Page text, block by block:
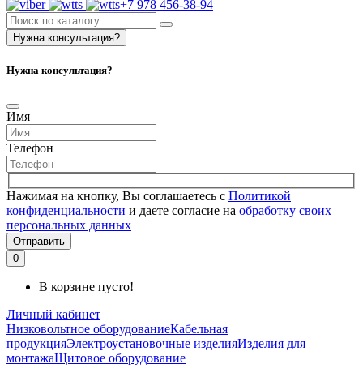
+7 978 456-38-94
Нужна консультация?
Нужна консультация?
Имя
Телефон
Нажимая на кнопку, Вы соглашаетесь с Политикой
конфиденциальности и даете согласие на обработку своих
персональных данных
Отправить
0
В корзине пусто!
Личный кабинет
Низковольтное оборудованиеКабельная
продукцияЭлектроустановочные изделияИзделия для
монтажаЩитовое оборудование